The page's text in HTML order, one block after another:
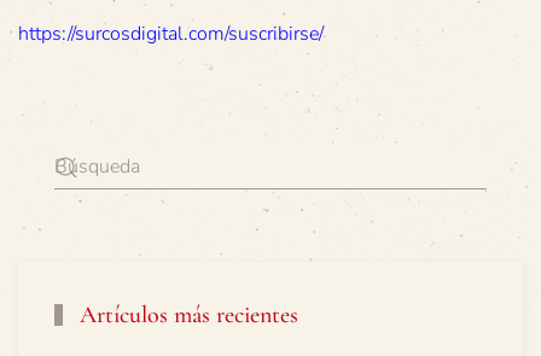
https://surcosdigital.com/suscribirse/
Artículos más recientes